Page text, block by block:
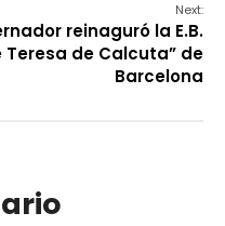
Next:
reinaguró la E.B.
Teresa de Calcuta” de
Barcelona